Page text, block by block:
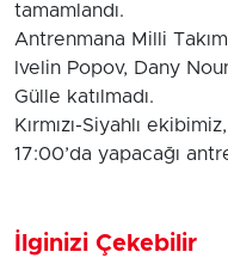
tamamlandı.
Antrenmana Milli
Ivelin Popov, Dany
Gülle katılmadı.
Kırmızı-Siyahlı
17:00’da yapacağı
İlginizi Çekebilir